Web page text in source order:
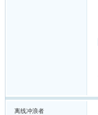
离线冲浪者